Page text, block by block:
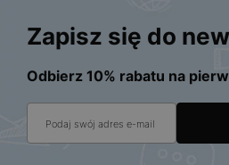
Zapisz się do
Odbierz 10% rabatu na